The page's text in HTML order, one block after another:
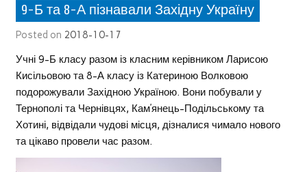
9-Б та 8-А пізнавали Західну Україну
Posted on 2018-10-17
Учні 9-Б класу разом із класним керівником Ларисою
Кисільовою та 8-А класу із Катериною Волковою
подорожували Західною Україною. Вони побували у
Тернополі та Чернівцях, Кам’янець-Подільському та
Хотині, відвідали чудові місця, дізналися чимало нового
та цікаво провели час разом.